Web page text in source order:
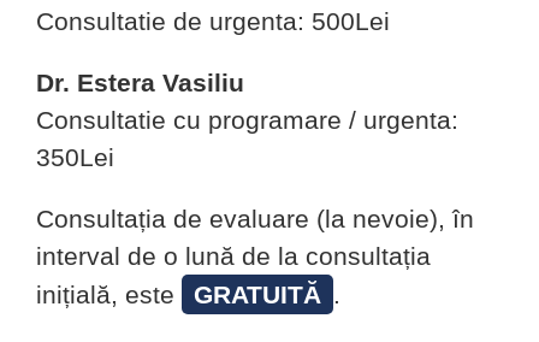
Consultatie de urgenta: 500Lei
Dr. Estera Vasiliu
Consultatie cu programare / urgenta:
350Lei
Consultația de evaluare (la nevoie), în
interval de o lună de la consultația
inițială, este
GRATUITĂ .